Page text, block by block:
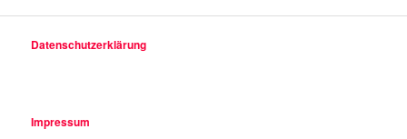
Datenschutzerklärung
Impressum